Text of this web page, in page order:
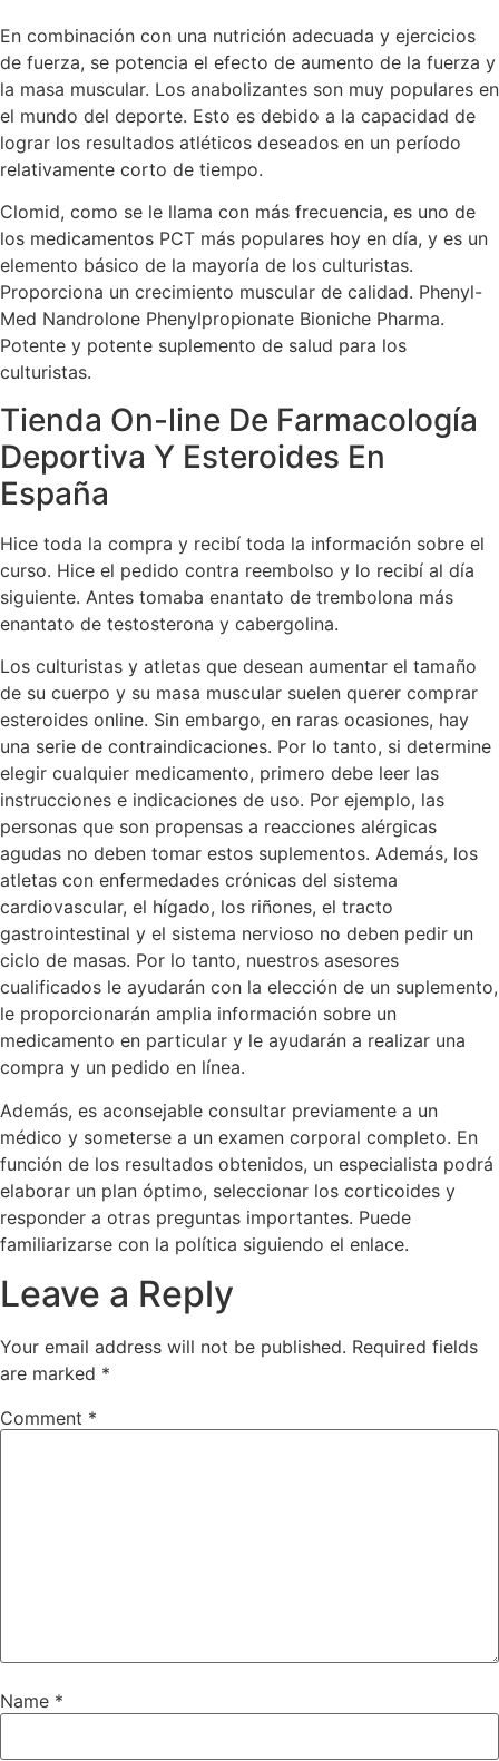
En combinación con una nutrición adecuada y ejercicios
de fuerza, se potencia el efecto de aumento de la fuerza y
la masa muscular. Los anabolizantes son muy populares en
el mundo del deporte. Esto es debido a la capacidad de
lograr los resultados atléticos deseados en un período
relativamente corto de tiempo.
Clomid, como se le llama con más frecuencia, es uno de
los medicamentos PCT más populares hoy en día, y es un
elemento básico de la mayoría de los culturistas.
Proporciona un crecimiento muscular de calidad. Phenyl-
Med Nandrolone Phenylpropionate Bioniche Pharma.
Potente y potente suplemento de salud para los
culturistas.
Tienda On-line De Farmacología
Deportiva Y Esteroides En
España
Hice toda la compra y recibí toda la información sobre el
curso. Hice el pedido contra reembolso y lo recibí al día
siguiente. Antes tomaba enantato de trembolona más
enantato de testosterona y cabergolina.
Los culturistas y atletas que desean aumentar el tamaño
de su cuerpo y su masa muscular suelen querer comprar
esteroides online. Sin embargo, en raras ocasiones, hay
una serie de contraindicaciones. Por lo tanto, si determine
elegir cualquier medicamento, primero debe leer las
instrucciones e indicaciones de uso. Por ejemplo, las
personas que son propensas a reacciones alérgicas
agudas no deben tomar estos suplementos. Además, los
atletas con enfermedades crónicas del sistema
cardiovascular, el hígado, los riñones, el tracto
gastrointestinal y el sistema nervioso no deben pedir un
ciclo de masas. Por lo tanto, nuestros asesores
cualificados le ayudarán con la elección de un suplemento,
le proporcionarán amplia información sobre un
medicamento en particular y le ayudarán a realizar una
compra y un pedido en línea.
Además, es aconsejable consultar previamente a un
médico y someterse a un examen corporal completo. En
función de los resultados obtenidos, un especialista podrá
elaborar un plan óptimo, seleccionar los corticoides y
responder a otras preguntas importantes. Puede
familiarizarse con la política siguiendo el enlace.
Leave a Reply
Your email address will not be published. Required fields
are marked *
Comment *
Name *